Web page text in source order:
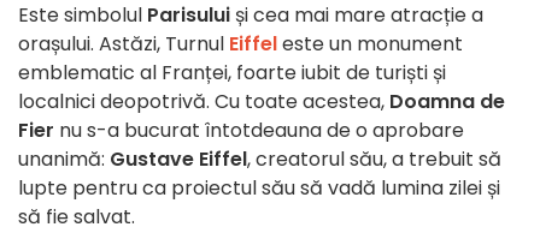
Este simbolul Parisului și cea mai mare atracție a
orașului. Astăzi, Turnul Eiffeleste un monument
emblematic al Franței, foarte iubit de turiști și
localnici deopotrivă. Cu toate acestea, Doamna de
Fier nu s-a bucurat întotdeauna de o aprobare
unanimă: Gustave Eiffel, creatorul său, a trebuit să
lupte pentru ca proiectul său să vadă lumina zilei și
să fie salvat.